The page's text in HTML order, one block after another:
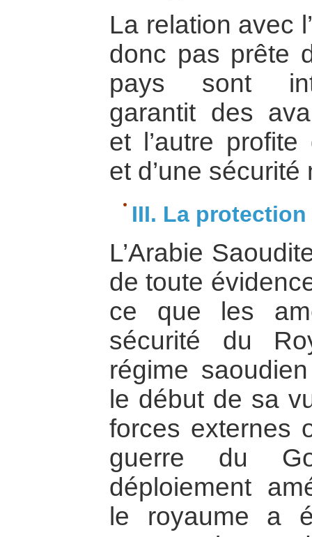
La relation avec
donc pas prête
pays sont
garantit des
et l’autre profite
et d’une sécurité
III. La
L’Arabie
de toute
ce que les
sécurité du
régime
le début de sa
forces externes
guerre du
déploiement
le royaume a